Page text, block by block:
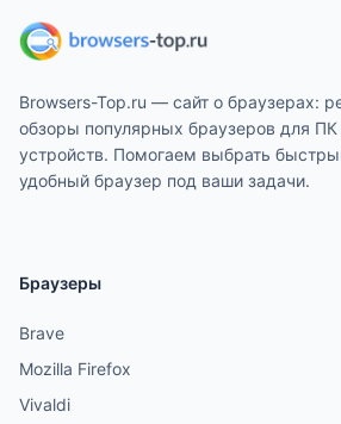
Browsers-Top.ru — сайт о браузерах:
обзоры популярных браузеров для
устройств. Помогаем выбрать
удобный браузер под ваши задачи.
Браузеры
Brave
Mozilla Firefox
Vivaldi